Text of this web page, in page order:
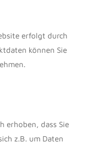
erfolgt durch
können Sie
erhoben, dass Sie
z.B. um Daten